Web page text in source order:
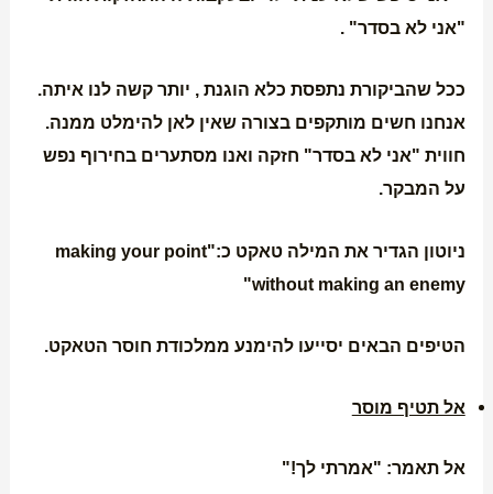
"אני לא בסדר" .
ככל שהביקורת נתפסת כלא הוגנת , יותר קשה לנו איתה.
אנחנו חשים מותקפים בצורה שאין לאן להימלט ממנה.
חווית "אני לא בסדר" חזקה ואנו מסתערים בחירוף נפש
על המבקר.
ניוטון הגדיר את המילה טאקט כ:"making your point
without making an enemy"
הטיפים הבאים יסייעו להימנע ממלכודת חוסר הטאקט.
אל תטיף מוסר
אל תאמר: "אמרתי לך!"